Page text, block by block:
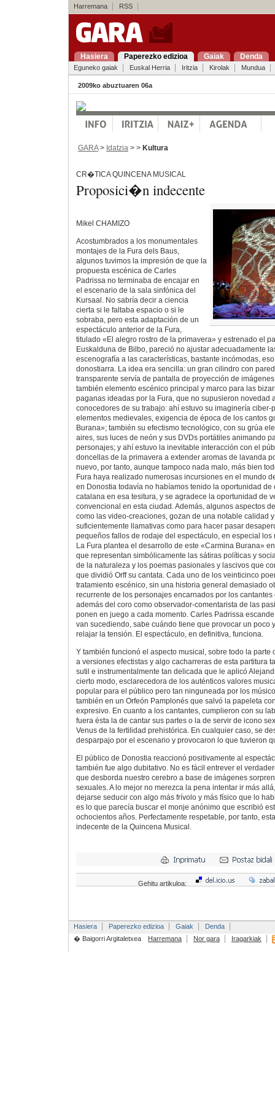
Harremana RSS
Hasiera Paperezko edizioa Gaiak Denda
Eguneko gaiak Euskal Herria Iritzia Kirolak Mundua
2009ko abuztuaren 06a
GARA> Idatzia > > Kultura
CR�TICA QUINCENA MUSICAL
Proposici�n indecente
Mikel CHAMIZO
Acostumbrados a los monumentales
montajes de la Fura dels Baus,
algunos tuvimos la impresión de que la
propuesta escénica de Carles
Padrissa no terminaba de encajar en
el escenario de la sala sinfónica del
Kursaal. No sabría decir a ciencia
cierta si le faltaba espacio o si le
sobraba, pero esta adaptación de un
espectáculo anterior de la Fura,
titulado «El alegro rostro de la primavera» y estrenado el
Euskalduna de Bilbo, pareció no ajustar adecuadamente
escenografía a las características, bastante incómodas,
donostiarra. La idea era sencilla: un gran cilindro con
transparente servía de pantalla de proyección de
también elemento escénico principal y marco para las
paganas ideadas por la Fura, que no supusieron novedad
conocedores de su trabajo: ahí estuvo su imaginería ciber-
elementos medievales, exigencia de época de los cantos
Burana»; también su efectismo tecnológico, con su grúa
aires, sus luces de neón y sus DVDs portátiles animando
personajes; y ahí estuvo la inevitable interacción con el
doncellas de la primavera a extender aromas de lavanda
nuevo, por tanto, aunque tampoco nada malo, más bien
Fura haya realizado numerosas incursiones en el mundo
en Donostia todavía no habíamos tenido la oportunidad de
catalana en esa tesitura, y se agradece la oportunidad de
convencional en esta ciudad. Además, algunos aspectos
como las video-creaciones, gozan de una notable calidad
suficientemente llamativas como para hacer pasar
pequeños fallos de rodaje del espectáculo, en especial
La Fura plantea el desarrollo de este «Carmina Burana»
que representan simbólicamente las sátiras políticas y
de la naturaleza y los poemas pasionales y lascivos que
que dividió Orff su cantata. Cada uno de los veinticinco
tratamiento escénico, sin una historia general demasiado
recurrente de los personajes encarnados por los
además del coro como observador-comentarista de las
ponen en juego a cada momento. Carles Padrissa
van sucediendo, sabe cuándo tiene que provocar un poco
relajar la tensión. El espectáculo, en definitiva, funciona.
Y también funcionó el aspecto musical, sobre todo la parte
a versiones efectistas y algo cacharreras de esta partitura
sutil e instrumentalmente tan delicada que le aplicó
cierto modo, esclarecedora de los auténticos valores
popular para el público pero tan ninguneada por los
también en un Orfeón Pamplonés que salvó la papeleta
expresivo. En cuanto a los cantantes, cumplieron con su
fuera ésta la de cantar sus partes o la de servir de icono
Venus de la fertilidad prehistórica. En cualquier caso, se
desparpajo por el escenario y provocaron lo que tuvieron
El público de Donostia reaccionó positivamente al
también fue algo dubitativo. No es fácil entrever el
que desborda nuestro cerebro a base de imágenes
sexuales. A lo mejor no merezca la pena intentar ir más
dejarse seducir con algo más frívolo y más físico que lo
es lo que parecía buscar el monje anónimo que escribió
ochocientos años. Perfectamente respetable, por tanto,
indecente de la Quincena Musical.
Gehitu artikuloa:
Hasiera Paperezko edizioa Gaiak
Denda
� Baigorri Argitaletxea
Harremana Nor gara Iragarkiak